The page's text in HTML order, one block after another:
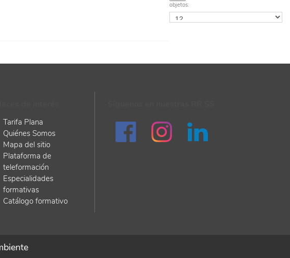
objetos:
Tarifa Plana
Quiénes Somos
Mapa del sitio
Plataforma de
teleformación
Especialidades
formativas
Catálogo formativo